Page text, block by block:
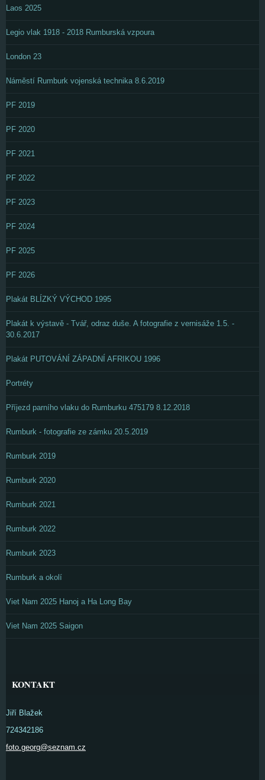
Laos 2025
Legio vlak 1918 - 2018 Rumburská vzpoura
London 23
Náměstí Rumburk vojenská technika 8.6.2019
PF 2019
PF 2020
PF 2021
PF 2022
PF 2023
PF 2024
PF 2025
PF 2026
Plakát BLÍZKÝ VÝCHOD 1995
Plakát k výstavě - Tvář, odraz duše. A fotografie z vernisáže 1.5. -
30.6.2017
Plakát PUTOVÁNÍ ZÁPADNÍ AFRIKOU 1996
Portréty
Příjezd parního vlaku do Rumburku 475179 8.12.2018
Rumburk - fotografie ze zámku 20.5.2019
Rumburk 2019
Rumburk 2020
Rumburk 2021
Rumburk 2022
Rumburk 2023
Rumburk a okolí
Viet Nam 2025 Hanoj a Ha Long Bay
Viet Nam 2025 Saigon
KONTAKT
Jiří Blažek
724342186
foto.georg@seznam.cz